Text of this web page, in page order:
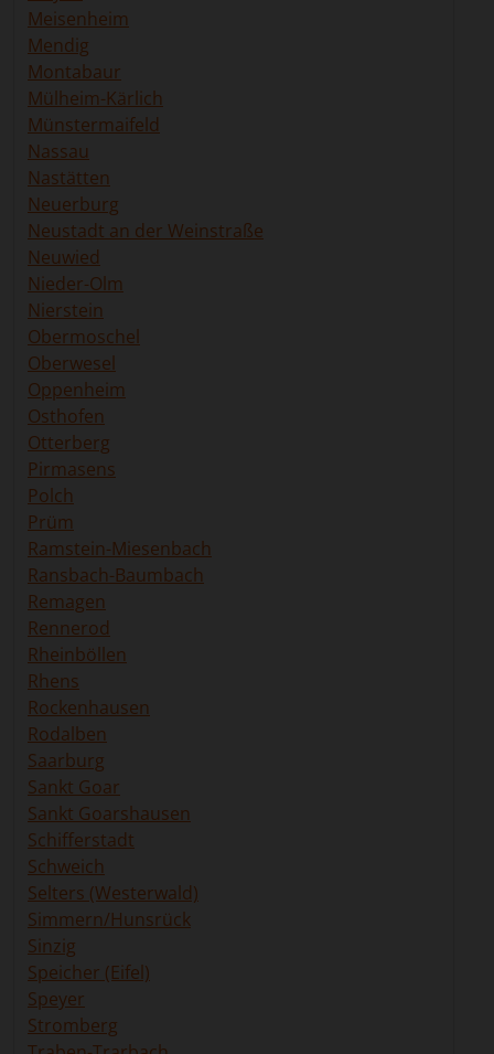
Meisenheim
Mendig
Montabaur
Mülheim-Kärlich
Münstermaifeld
Nassau
Nastätten
Neuerburg
Neustadt an der Weinstraße
Neuwied
Nieder-Olm
Nierstein
Obermoschel
Oberwesel
Oppenheim
Osthofen
Otterberg
Pirmasens
Polch
Prüm
Ramstein-Miesenbach
Ransbach-Baumbach
Remagen
Rennerod
Rheinböllen
Rhens
Rockenhausen
Rodalben
Saarburg
Sankt Goar
Sankt Goarshausen
Schifferstadt
Schweich
Selters (Westerwald)
Simmern/Hunsrück
Sinzig
Speicher (Eifel)
Speyer
Stromberg